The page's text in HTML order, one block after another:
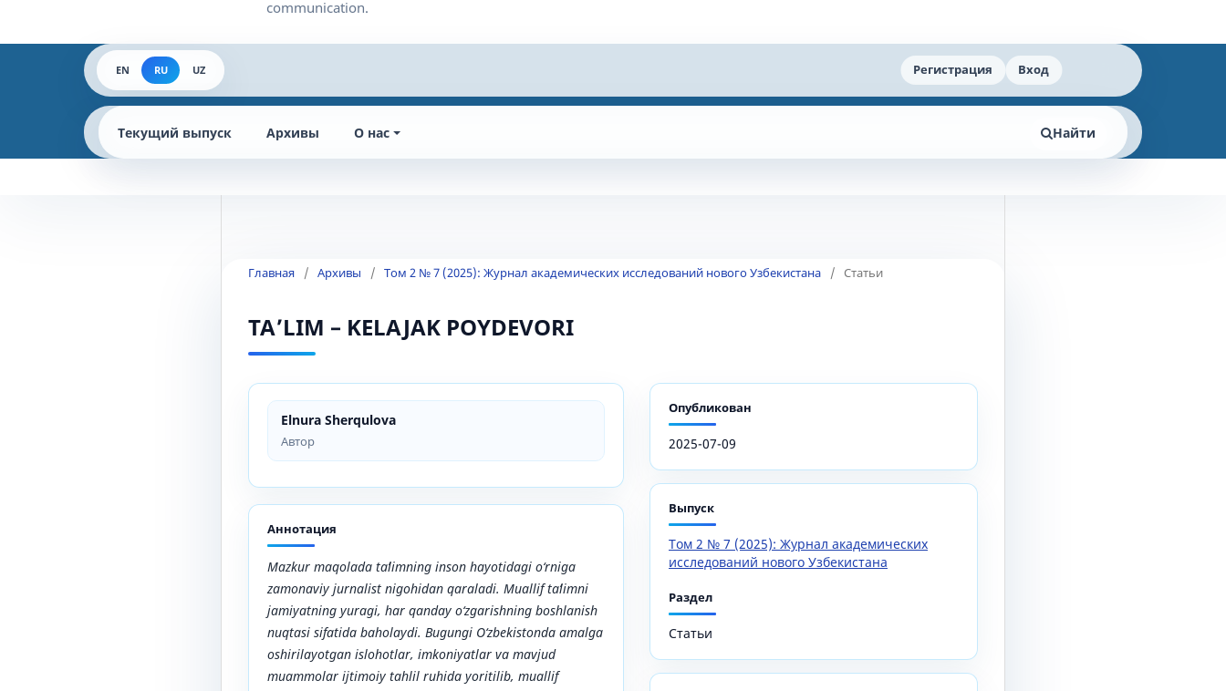
EN RU UZ Регистрация Вход
Текущий выпуск Архивы О нас Найти
Главная / Архивы / Том 2 № 7 (2025): Журнал академических исследований нового Узбекистана / Статьи
TAʼLIM – KELAJAK POYDEVORI
Elnura Sherqulova
Автор
Аннотация
Mazkur maqolada taʼlimning inson hayotidagi o‘rniga
zamonaviy jurnalist nigohidan qaraladi. Muallif taʼlimni
jamiyatning yuragi, har qanday o‘zgarishning boshlanish
nuqtasi sifatida baholaydi. Bugungi O‘zbekistonda amalga
oshirilayotgan islohotlar, imkoniyatlar va mavjud
muammolar ijtimoiy tahlil ruhida yoritilib, muallif
Опубликован
2025-07-09
Выпуск
Том 2 № 7 (2025): Журнал академических
исследований нового Узбекистана
Раздел
Статьи